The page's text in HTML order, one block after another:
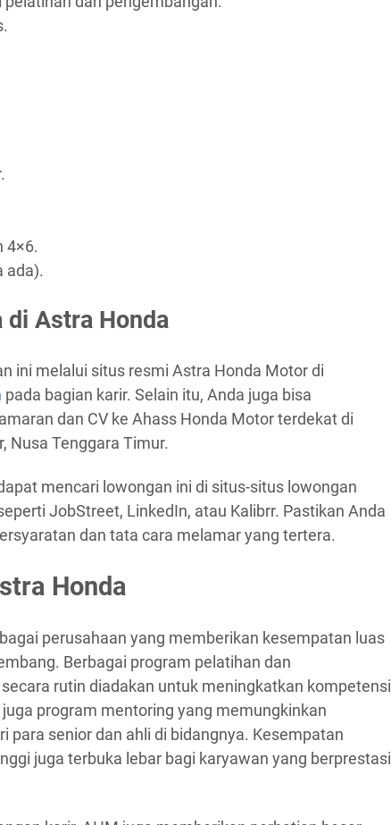
4×6.
ada).
di Astra Honda
ini melalui situs resmi Astra Honda Motor di
pada bagian karir. Selain itu, Anda juga bisa
dan CV ke Ahass Honda Motor terdekat di
Nusa Tenggara Timur.
mencari lowongan ini di situs-situs lowongan
JobStreet, LinkedIn, atau Kalibrr. Pastikan Anda
dan tata cara melamar yang tertera.
Honda
perusahaan yang memberikan kesempatan luas
Berbagai program pelatihan dan
rutin diadakan untuk meningkatkan kompetensi
program mentoring yang memungkinkan
para senior dan ahli di bidangnya. Kesempatan
juga terbuka lebar bagi karyawan yang berprestasi